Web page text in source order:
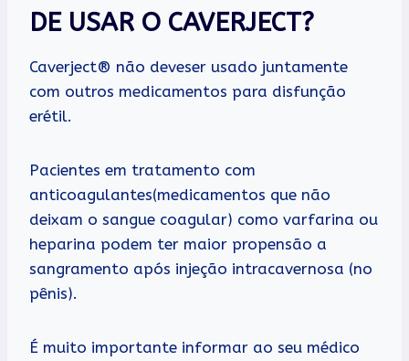
DE USAR O CAVERJECT?
Caverject® não deveser usado juntamente
com outros medicamentos para disfunção
erétil.
Pacientes em tratamento com
anticoagulantes(medicamentos que não
deixam o sangue coagular) como varfarina ou
heparina podem ter maior propensão a
sangramento após injeção intracavernosa (no
pênis).
É muito importante informar ao seu médico